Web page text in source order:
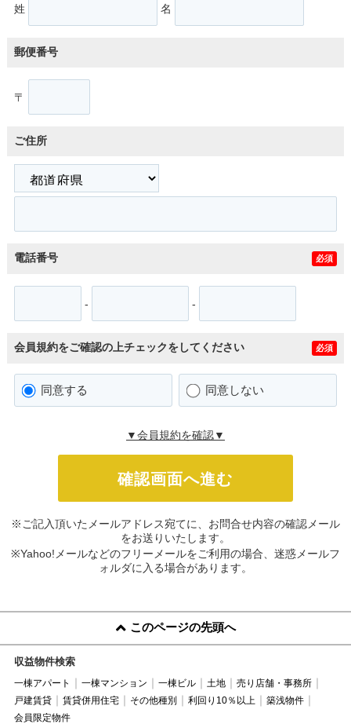
姓 名
郵便番号
〒
ご住所
電話番号 必須
- -
会員規約をご確認の上チェックをしてください 必須
同意する 同意しない
▼会員規約を確認▼
※ご記入頂いたメールアドレス宛てに、お問合せ内容の確認メール
をお送りいたします。
※Yahoo!メールなどのフリーメールをご利用の場合、迷惑メールフ
ォルダに入る場合があります。
このページの先頭へ
収益物件検索
一棟アパート 一棟マンション 一棟ビル 土地
売り店舗・事務所
戸建賃貸
賃貸併用住宅 その他種別 利回り10％以上
築浅物件
会員限定物件